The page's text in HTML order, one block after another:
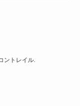
トレイル.